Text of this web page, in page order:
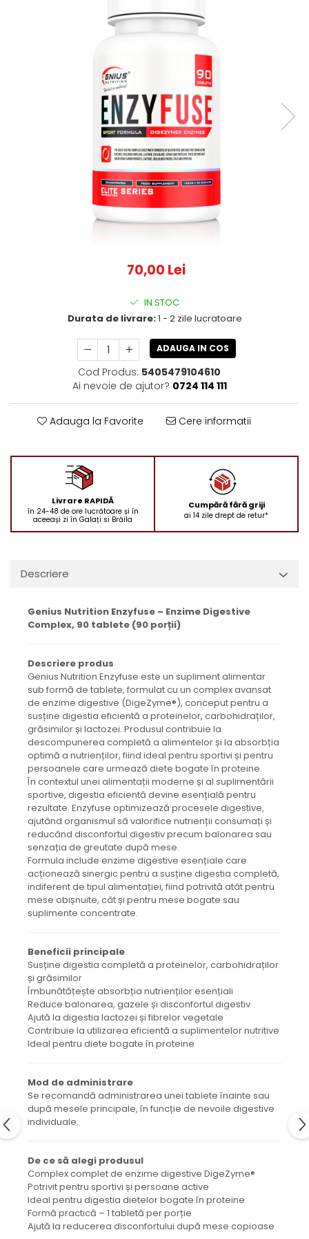
70,00 Lei
IN STOC
Durata de livrare:1 - 2 zile lucratoare
ADAUGA IN COS
Cod Produs: 5405479104610
Ai nevoie de ajutor? 0724 114 111
Adauga la Favorite Cere informatii
Livrare RAPIDĂ
în 24-48 de ore lucrătoare și în
aceeași zi în Galați si Brăila
Cumpără fără griji
ai 14 zile drept de retur*
Descriere
Genius Nutrition Enzyfuse – Enzime Digestive
Complex, 90 tablete (90 porții)
Descriere produs
Genius Nutrition Enzyfuse este un supliment alimentar
sub formă de tablete, formulat cu un complex avansat
de enzime digestive (DigeZyme®), conceput pentru a
susține digestia eficientă a proteinelor, carbohidraților,
grăsimilor și lactozei. Produsul contribuie la
descompunerea completă a alimentelor și la absorbția
optimă a nutrienților, fiind ideal pentru sportivi și pentru
persoanele care urmează diete bogate în proteine.
În contextul unei alimentații moderne și al suplimentării
sportive, digestia eficientă devine esențială pentru
rezultate. Enzyfuse optimizează procesele digestive,
ajutând organismul să valorifice nutrienții consumați și
reducând disconfortul digestiv precum balonarea sau
senzația de greutate după mese.
Formula include enzime digestive esențiale care
acționează sinergic pentru a susține digestia completă,
indiferent de tipul alimentației, fiind potrivită atât pentru
mese obișnuite, cât și pentru mese bogate sau
suplimente concentrate.
Beneficii principale
Susține digestia completă a proteinelor, carbohidraților
și grăsimilor
Îmbunătățește absorbția nutrienților esențiali
Reduce balonarea, gazele și disconfortul digestiv
Ajută la digestia lactozei și fibrelor vegetale
Contribuie la utilizarea eficientă a suplimentelor nutritive
Ideal pentru diete bogate în proteine
Mod de administrare
Se recomandă administrarea unei tablete înainte sau
după mesele principale, în funcție de nevoile digestive
individuale.
De ce să alegi produsul
Complex complet de enzime digestive DigeZyme®
Potrivit pentru sportivi și persoane active
Ideal pentru digestia dietelor bogate în proteine
Formă practică – 1 tabletă per porție
Ajută la reducerea disconfortului după mese copioase